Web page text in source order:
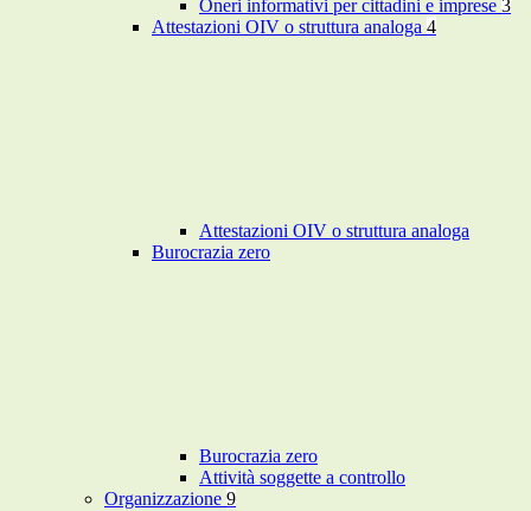
Oneri informativi per cittadini e imprese 3
Attestazioni OIV o struttura analoga 4
Attestazioni OIV o struttura analoga
Burocrazia zero
Burocrazia zero
Attività soggette a controllo
Organizzazione 9